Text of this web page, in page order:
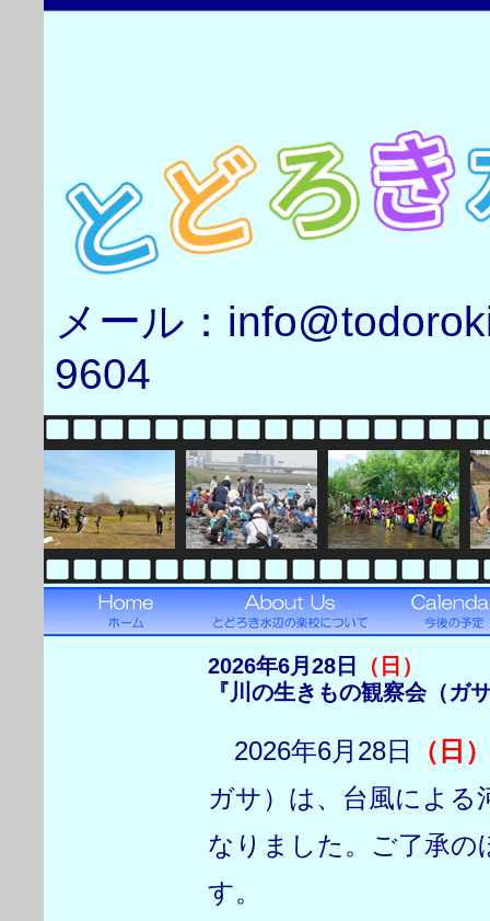
メール：
9604
2026年6月28日
（日）
『川の生きもの観察会（ガ
2026年6月28日
（日）
ガサ）は、台風による
なりました。ご了承
す。